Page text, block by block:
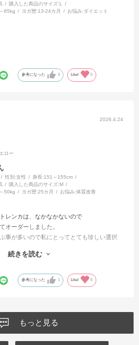
購入した商品のサイズ:L
65kg ヨガ歴:13-24カ月 お悩み:ダイエット
参考になった 0 Like! 0
2026.4.24
ロー
性別:女性 身長:151～155cm
購入した商品のサイズ:M
50kg ヨガ歴:25カ月 お悩み:体質改善
レンカは、なかなかないので
オーダーしました。
事が多いので私にとってとても珍しい選択
は、少し落ち着きのあるイエローですの
す。
になっている自分が可愛い🩷笑笑
続きを読む
参考になった 1 Like! 0
もっと見る